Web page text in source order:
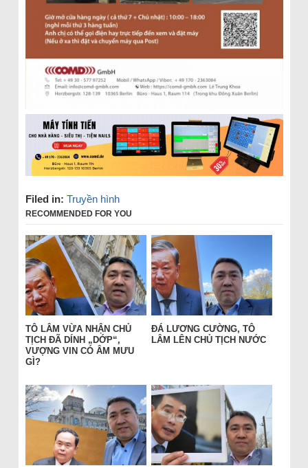
Filed in: Truyền hình
RECOMMENDED FOR YOU
TÔ LÂM VỪA NHẬN CHỦ
TỊCH ĐÃ DÍNH „DỚP“,
VƯỢNG VIN CÓ ÂM MƯU
GÌ?
ĐÁ LƯƠNG CƯỜNG, TÔ
LÂM LÊN CHỦ TỊCH NƯỚC